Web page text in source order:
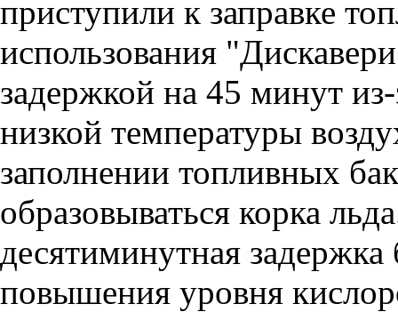
приступили к заправке
использования
задержкой на 45 минут из-
низкой температуры
заполнении топливных
образовываться корка
десятиминутная
повышения уровня